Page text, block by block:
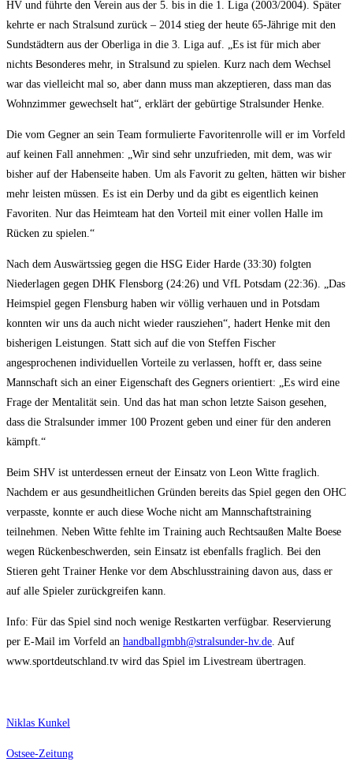
HV und führte den Verein aus der 5. bis in die 1. Liga (2003/2004). Später
kehrte er nach Stralsund zurück – 2014 stieg der heute 65-Jährige mit den
Sundstädtern aus der Oberliga in die 3. Liga auf. „Es ist für mich aber
nichts Besonderes mehr, in Stralsund zu spielen. Kurz nach dem Wechsel
war das vielleicht mal so, aber dann muss man akzeptieren, dass man das
Wohnzimmer gewechselt hat“, erklärt der gebürtige Stralsunder Henke.
Die vom Gegner an sein Team formulierte Favoritenrolle will er im Vorfeld
auf keinen Fall annehmen: „Wir sind sehr unzufrieden, mit dem, was wir
bisher auf der Habenseite haben. Um als Favorit zu gelten, hätten wir bisher
mehr leisten müssen. Es ist ein Derby und da gibt es eigentlich keinen
Favoriten. Nur das Heimteam hat den Vorteil mit einer vollen Halle im
Rücken zu spielen.“
Nach dem Auswärtssieg gegen die HSG Eider Harde (33:30) folgten
Niederlagen gegen DHK Flensborg (24:26) und VfL Potsdam (22:36). „Das
Heimspiel gegen Flensburg haben wir völlig verhauen und in Potsdam
konnten wir uns da auch nicht wieder rausziehen“, hadert Henke mit den
bisherigen Leistungen. Statt sich auf die von Steffen Fischer
angesprochenen individuellen Vorteile zu verlassen, hofft er, dass seine
Mannschaft sich an einer Eigenschaft des Gegners orientiert: „Es wird eine
Frage der Mentalität sein. Und das hat man schon letzte Saison gesehen,
dass die Stralsunder immer 100 Prozent geben und einer für den anderen
kämpft.“
Beim SHV ist unterdessen erneut der Einsatz von Leon Witte fraglich.
Nachdem er aus gesundheitlichen Gründen bereits das Spiel gegen den OHC
verpasste, konnte er auch diese Woche nicht am Mannschaftstraining
teilnehmen. Neben Witte fehlte im Training auch Rechtsaußen Malte Boese
wegen Rückenbeschwerden, sein Einsatz ist ebenfalls fraglich. Bei den
Stieren geht Trainer Henke vor dem Abschlusstraining davon aus, dass er
auf alle Spieler zurückgreifen kann.
Info: Für das Spiel sind noch wenige Restkarten verfügbar. Reservierung
per E-Mail im Vorfeld an handballgmbh@stralsunder-hv.de. Auf
www.sportdeutschland.tv wird das Spiel im Livestream übertragen.
Niklas Kunkel
Ostsee-Zeitung